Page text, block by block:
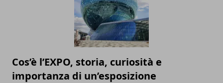
Cos’è l’EXPO, storia, curiosità e
importanza di un’esposizione